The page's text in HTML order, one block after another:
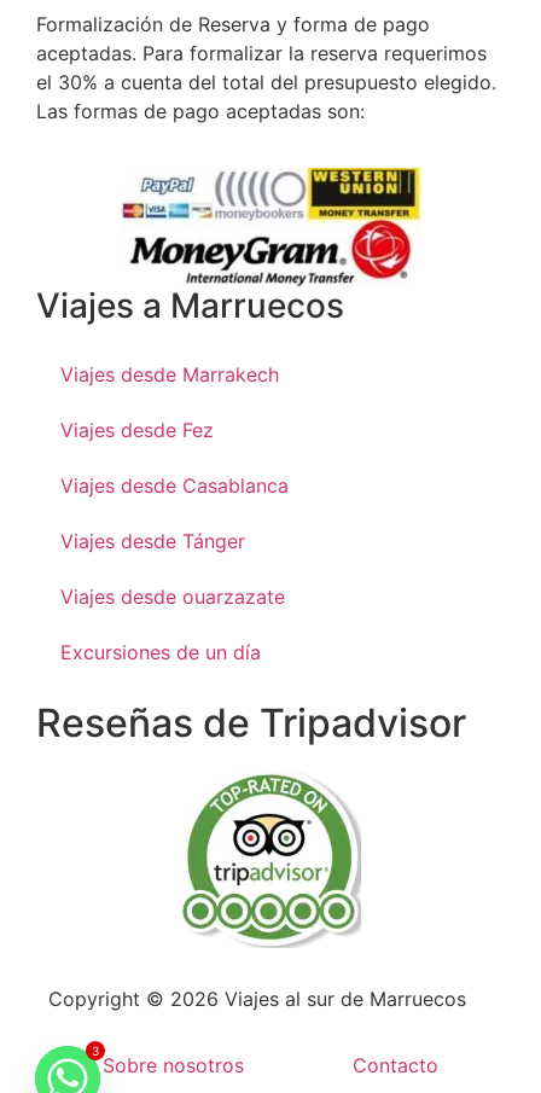
Formalización de Reserva y forma de pago
aceptadas. Para formalizar la reserva requerimos
el 30% a cuenta del total del presupuesto elegido.
Las formas de pago aceptadas son:
Viajes a Marruecos
Viajes desde Marrakech
Viajes desde Fez
Viajes desde Casablanca
Viajes desde Tánger
Viajes desde ouarzazate
Excursiones de un día
Reseñas de Tripadvisor
Copyright © 2026 Viajes al sur de Marruecos
Sobre nosotros Contacto
3